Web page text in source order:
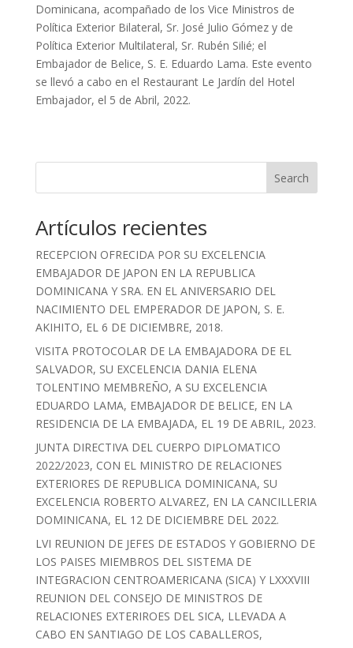
Dominicana, acompañado de los Vice Ministros de
Política Exterior Bilateral, Sr. José Julio Gómez y de
Política Exterior Multilateral, Sr. Rubén Silié; el
Embajador de Belice, S. E. Eduardo Lama. Este evento
se llevó a cabo en el Restaurant Le Jardín del Hotel
Embajador, el 5 de Abril, 2022.
Search
Artículos recientes
RECEPCION OFRECIDA POR SU EXCELENCIA
EMBAJADOR DE JAPON EN LA REPUBLICA
DOMINICANA Y SRA. EN EL ANIVERSARIO DEL
NACIMIENTO DEL EMPERADOR DE JAPON, S. E.
AKIHITO, EL 6 DE DICIEMBRE, 2018.
VISITA PROTOCOLAR DE LA EMBAJADORA DE EL
SALVADOR, SU EXCELENCIA DANIA ELENA
TOLENTINO MEMBREÑO, A SU EXCELENCIA
EDUARDO LAMA, EMBAJADOR DE BELICE, EN LA
RESIDENCIA DE LA EMBAJADA, EL 19 DE ABRIL, 2023.
JUNTA DIRECTIVA DEL CUERPO DIPLOMATICO
2022/2023, CON EL MINISTRO DE RELACIONES
EXTERIORES DE REPUBLICA DOMINICANA, SU
EXCELENCIA ROBERTO ALVAREZ, EN LA CANCILLERIA
DOMINICANA, EL 12 DE DICIEMBRE DEL 2022.
LVI REUNION DE JEFES DE ESTADOS Y GOBIERNO DE
LOS PAISES MIEMBROS DEL SISTEMA DE
INTEGRACION CENTROAMERICANA (SICA) Y LXXXVIII
REUNION DEL CONSEJO DE MINISTROS DE
RELACIONES EXTERIROES DEL SICA, LLEVADA A
CABO EN SANTIAGO DE LOS CABALLEROS,